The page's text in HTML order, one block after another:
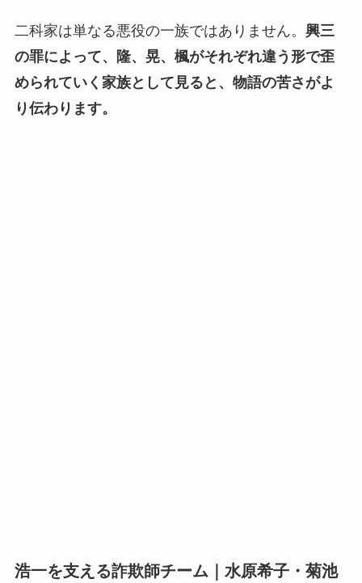
二科家は単なる悪役の一族ではありません。 興三
の罪によって、隆、晃、楓がそれぞれ違う形で歪
められていく家族として見ると、物語の苦さがよ
り伝わります。
浩一を支える詐欺師チーム｜水原希子・菊池